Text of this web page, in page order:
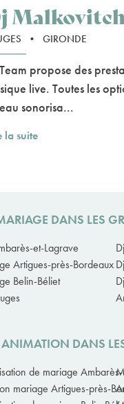
Malkovitch
• GIRONDE
propose des
live. Toutes les
sonorisa...
la suite
DANS LES
et-Lagrave
Artigues-près-Bordeaux
Belin-Béliet
DANS
de mariage
mariage Artigues-près-